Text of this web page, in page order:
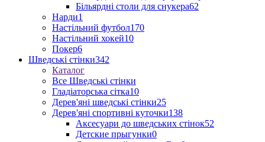
Більярдні столи для снукера62
Нарди1
Настільний футбол170
Настільний хокей10
Покер6
Шведські стінки342
Каталог
Все Шведські стінки
Гладіаторська сітка10
Дерев'яні шведські стінки25
Дерев'яні спортивні куточки138
Аксесуари до шведських стінок52
Детские прыгунки0